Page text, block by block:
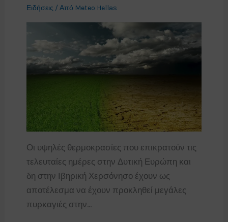
Ειδήσεις / Από Meteo Hellas
Οι υψηλές θερμοκρασίες που επικρατούν τις
τελευταίες ημέρες στην Δυτική Ευρώπη και
δη στην Ιβηρική Χερσόνησο έχουν ως
αποτέλεσμα να έχουν προκληθεί μεγάλες
πυρκαγιές στην…